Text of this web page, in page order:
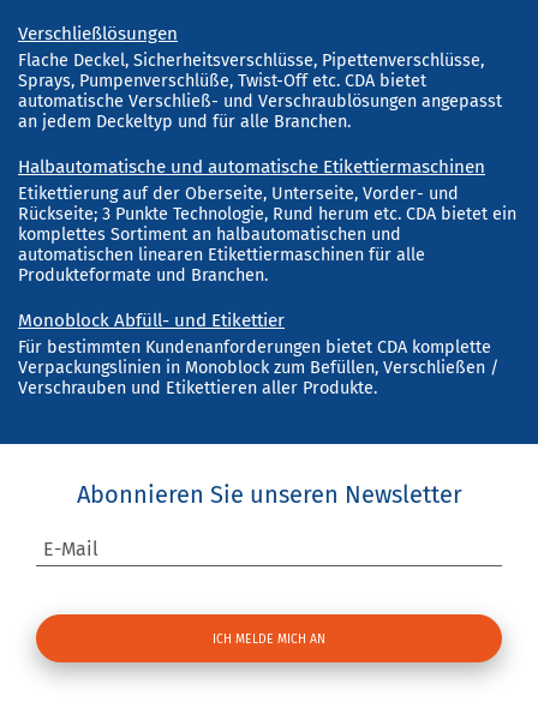
Verschließlösungen
Flache Deckel, Sicherheitsverschlüsse, Pipettenverschlüsse,
Sprays, Pumpenverschlüße, Twist-Off etc. CDA bietet
automatische Verschließ- und Verschraublösungen angepasst
an jedem Deckeltyp und für alle Branchen.
Halbautomatische und automatische Etikettiermaschinen
Etikettierung auf der Oberseite, Unterseite, Vorder- und
Rückseite; 3 Punkte Technologie, Rund herum etc. CDA bietet ein
komplettes Sortiment an halbautomatischen und
automatischen linearen Etikettiermaschinen für alle
Produkteformate und Branchen.
Monoblock Abfüll- und Etikettier
Für bestimmten Kundenanforderungen bietet CDA komplette
Verpackungslinien in Monoblock zum Befüllen, Verschließen /
Verschrauben und Etikettieren aller Produkte.
Abonnieren Sie unseren Newsletter
E-Mail